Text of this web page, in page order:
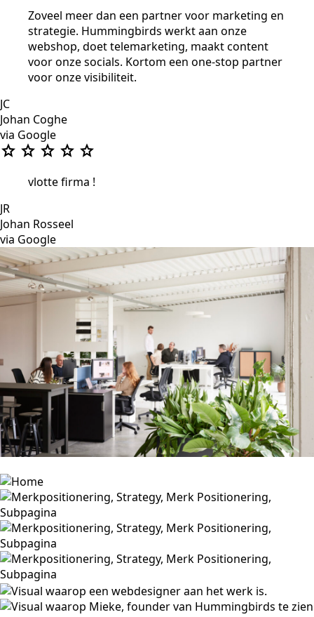
Zoveel meer dan een partner voor marketing en
strategie. Hummingbirds werkt aan onze
webshop, doet telemarketing, maakt content
voor onze socials. Kortom een one-stop partner
voor onze visibiliteit.
JC
Johan Coghe
via Google
star star star star star
vlotte firma !
JR
Johan Rosseel
via Google